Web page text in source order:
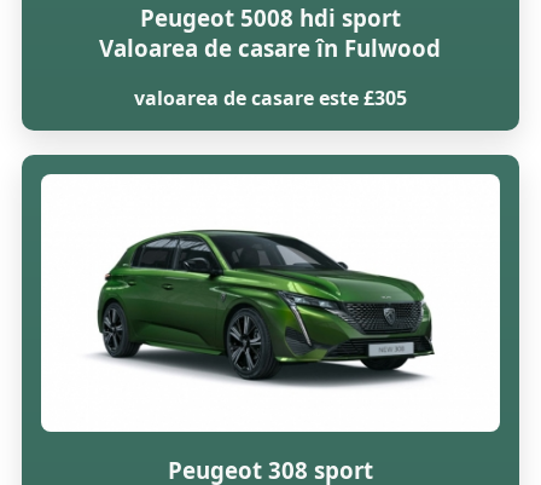
Peugeot 5008 hdi sport
Valoarea de casare în Fulwood
valoarea de casare este £305
Peugeot 308 sport